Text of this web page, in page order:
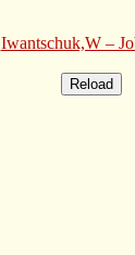
Iwantschuk,W –